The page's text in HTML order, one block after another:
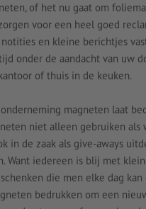
of het nu gaat om
voor een heel goed
en kleine berichtjes
onder de aandacht van uw
of thuis in de keuken.
magneten laat
niet alleen gebruiken als
in de zaak als give-aways
Want iedereen is blij met
die men elke dag kan
bedrukken om een